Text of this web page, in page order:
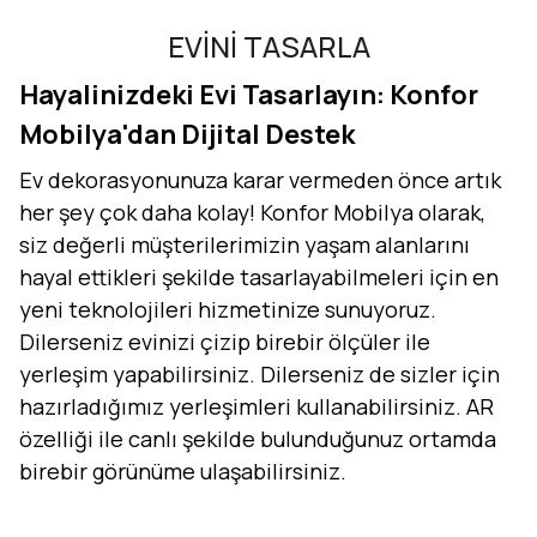
EVİNİ TASARLA
Hayalinizdeki Evi Tasarlayın: Konfor
Mobilya'dan Dijital Destek
Ev dekorasyonunuza karar vermeden önce artık
her şey çok daha kolay! Konfor Mobilya olarak,
siz değerli müşterilerimizin yaşam alanlarını
hayal ettikleri şekilde tasarlayabilmeleri için en
yeni teknolojileri hizmetinize sunuyoruz.
Dilerseniz evinizi çizip birebir ölçüler ile
yerleşim yapabilirsiniz. Dilerseniz de sizler için
hazırladığımız yerleşimleri kullanabilirsiniz. AR
özelliği ile canlı şekilde bulunduğunuz ortamda
birebir görünüme ulaşabilirsiniz.